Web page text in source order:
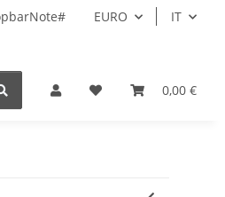
EURO IT
0,00 €